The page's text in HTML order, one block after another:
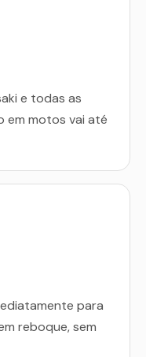
e todas as
em motos vai até
para
reboque, sem